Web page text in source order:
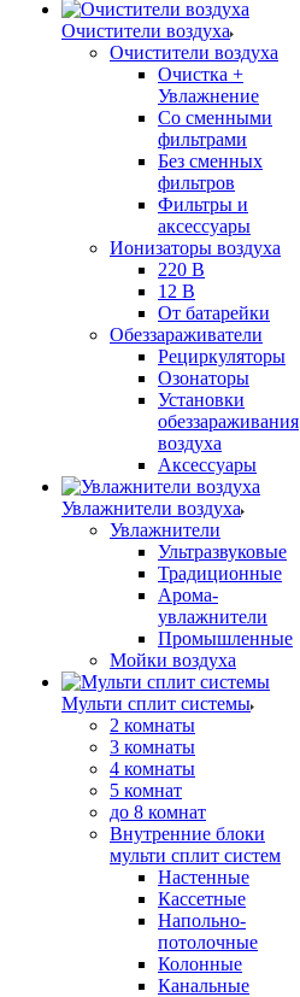
Очистители воздуха
Очистители воздуха
Очистка +
Увлажнение
Cо сменными
фильтрами
Без сменных
фильтров
Фильтры и
аксессуары
Ионизаторы воздуха
220 В
12 В
От батарейки
Обеззараживатели
Рециркуляторы
Озонаторы
Установки
обеззараживания
воздуха
Аксессуары
Увлажнители воздуха
Увлажнители
Ультразвуковые
Традиционные
Арома-
увлажнители
Промышленные
Мойки воздуха
Мульти сплит системы
2 комнаты
3 комнаты
4 комнаты
5 комнат
до 8 комнат
Внутренние блоки
мульти сплит систем
Настенные
Кассетные
Напольно-
потолочные
Колонные
Канальные